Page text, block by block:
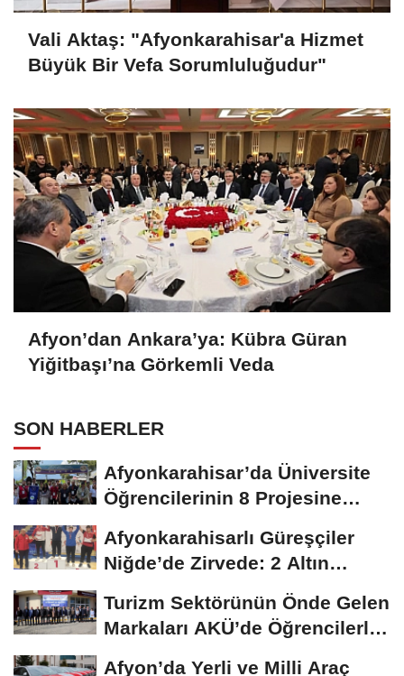
Vali Aktaş: "Afyonkarahisar'a Hizmet
Büyük Bir Vefa Sorumluluğudur"
Afyon’dan Ankara’ya: Kübra Güran
Yiğitbaşı’na Görkemli Veda
SON HABERLER
Afyonkarahisar’da Üniversite
Öğrencilerinin 8 Projesine
Afyonkarahisarlı Güreşçiler
Niğde’de Zirvede: 2 Altın
Turizm Sektörünün Önde Gelen
Markaları AKÜ’de Öğrencilerle
Afyon’da Yerli ve Milli Araç